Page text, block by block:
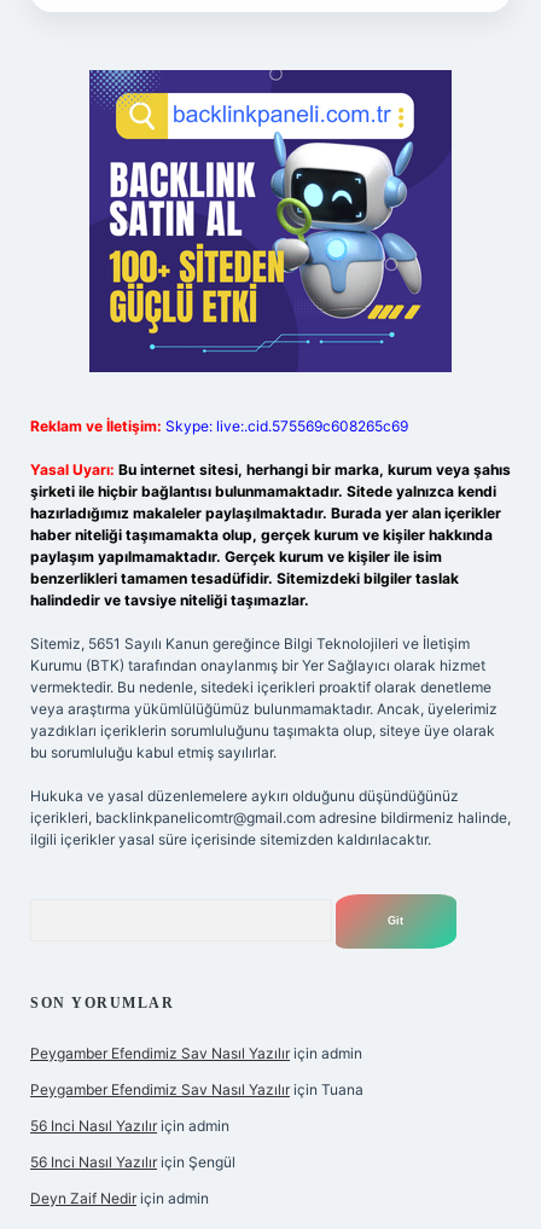
Reklam ve İletişim: Skype: live:.cid.575569c608265c69
Yasal Uyarı: Bu internet sitesi, herhangi bir marka, kurum veya şahıs
şirketi ile hiçbir bağlantısı bulunmamaktadır. Sitede yalnızca kendi
hazırladığımız makaleler paylaşılmaktadır. Burada yer alan içerikler
haber niteliği taşımamakta olup, gerçek kurum ve kişiler hakkında
paylaşım yapılmamaktadır. Gerçek kurum ve kişiler ile isim
benzerlikleri tamamen tesadüfidir. Sitemizdeki bilgiler taslak
halindedir ve tavsiye niteliği taşımazlar.
Sitemiz, 5651 Sayılı Kanun gereğince Bilgi Teknolojileri ve İletişim
Kurumu (BTK) tarafından onaylanmış bir Yer Sağlayıcı olarak hizmet
vermektedir. Bu nedenle, sitedeki içerikleri proaktif olarak denetleme
veya araştırma yükümlülüğümüz bulunmamaktadır. Ancak, üyelerimiz
yazdıkları içeriklerin sorumluluğunu taşımakta olup, siteye üye olarak
bu sorumluluğu kabul etmiş sayılırlar.
Hukuka ve yasal düzenlemelere aykırı olduğunu düşündüğünüz
içerikleri, backlinkpanelicomtr@gmail.com adresine bildirmeniz halinde,
ilgili içerikler yasal süre içerisinde sitemizden kaldırılacaktır.
SON YORUMLAR
Peygamber Efendimiz Sav Nasıl Yazılır için admin
Peygamber Efendimiz Sav Nasıl Yazılır için Tuana
56 Inci Nasıl Yazılır için admin
56 Inci Nasıl Yazılır için Şengül
Deyn Zaif Nedir için admin